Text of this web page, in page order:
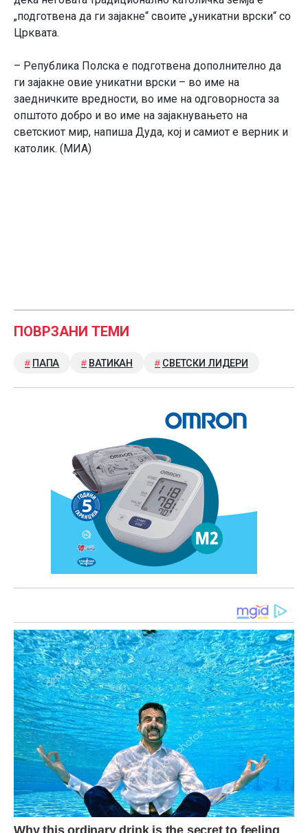
„подготвена да ги зајакне“ своите „уникатни врски“ со
Црквата.
– Република Полска е подготвена дополнително да
ги зајакне овие уникатни врски – во име на
заедничките вредности, во име на одговорноста за
општото добро и во име на зајакнувањето на
светскиот мир, напиша Дуда, кој и самиот е верник и
католик. (МИА)
ПОВРЗАНИ ТЕМИ
ПАПА ВАТИКАН СВЕТСКИ ЛИДЕРИ